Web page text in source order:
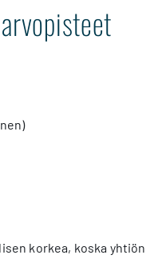
korkea, koska yhtiön